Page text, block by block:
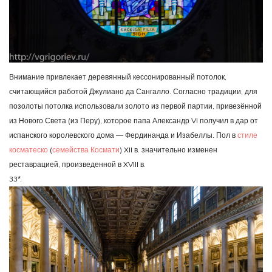
Внимание привлекает деревянный кессонированный потолок,
считающийся работой Джулиано да Сангалло. Согласно традиции, для
позолоты потолка использовали золото из первой партии, привезённой
из Нового Света (из Перу), которое папа Александр VI получил в дар от
испанского королевского дома — Фердинанда и Изабеллы. Пол в стиле
косматеско (семейства Космати) XII в. значительно изменен
реставрацией, произведенной в XVIII в.
33*.